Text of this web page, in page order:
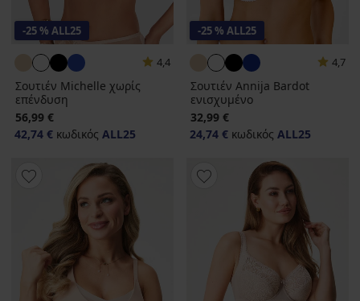
-25 % ALL25
4,4
Σουτιέν Michelle χωρίς
επένδυση
56,99 €
42,74 € κωδικός ALL25
-25 % ALL25
4,7
Σουτιέν Annija Bardot
ενισχυμένο
32,99 €
24,74 € κωδικός ALL25